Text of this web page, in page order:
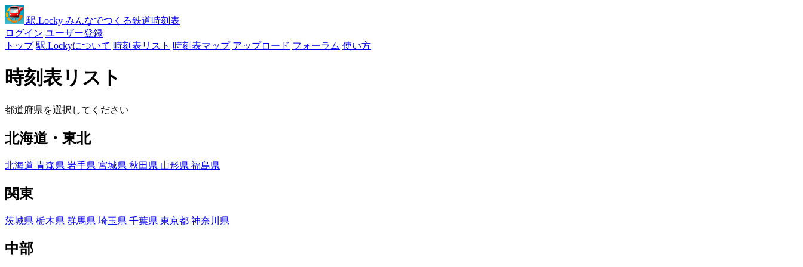
駅.Locky みんなでつくる鉄道時刻表
ログイン ユーザー登録
トップ 駅.Lockyについて 時刻表リスト 時刻表マップ アップロード フォーラム 使い方
時刻表リスト
都道府県を選択してください
北海道・東北
北海道 青森県 岩手県 宮城県 秋田県 山形県 福島県
関東
茨城県 栃木県 群馬県 埼玉県 千葉県 東京都 神奈川県
中部